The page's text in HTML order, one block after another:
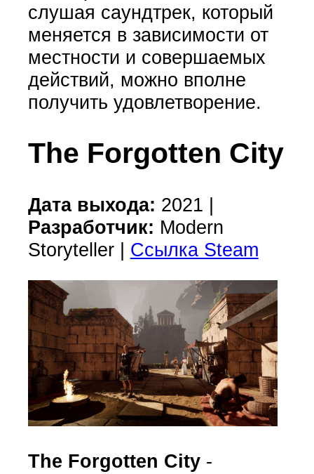
слушая саундтрек, который
меняется в зависимости от
местности и совершаемых
действий, можно вполне
получить удовлетворение.
The Forgotten City
Дата выхода: 2021 |
Разработчик: Modern
Storyteller | Ссылка Steam
The Forgotten City-